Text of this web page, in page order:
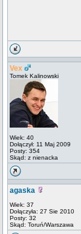
Vex
Tomek Kalinowski
Wiek: 40
Dołączył: 11 Maj 2009
Posty: 354
Skąd: z nienacka
agaska
Wiek: 37
Dołączyła: 27 Sie 2010
Posty: 32
Skąd: Toruń/Warszawa